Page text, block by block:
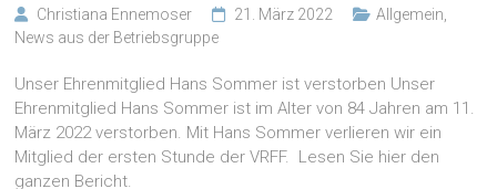
Christiana Ennemoser 21. März 2022 Allgemein
News aus der Betriebsgruppe
Unser Ehrenmitglied Hans Sommer ist verstorben Unser
Ehrenmitglied Hans Sommer ist im Alter von 84 Jahren am 11.
März 2022 verstorben. Mit Hans Sommer verlieren wir ein
Mitglied der ersten Stunde der VRFF. Lesen Sie hier den
ganzen Bericht.